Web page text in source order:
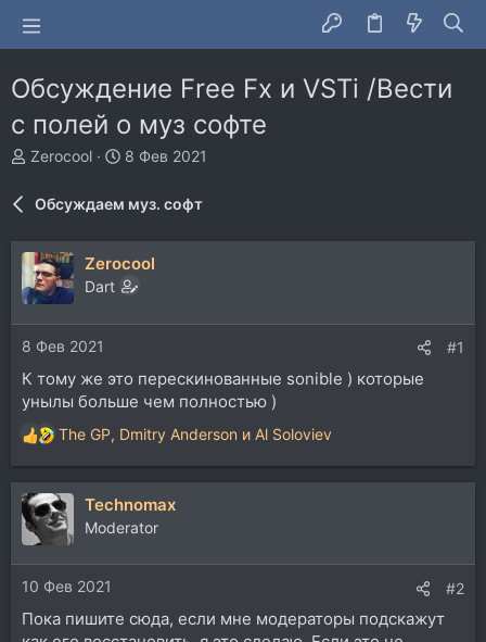
Обсуждение Free Fx и VSTi /Вести
с полей о муз софте
А
т
р
т
е
м
Zerocool
Д
н
а
ч
а
8 Фев 2021
Обсуждаем муз. софт
Zerocool
Dart
8 Фев 2021 #1
К тому же это перескинованные sonible ) которые
унылы больше чем полностью )
Р
е
а
к
ц
и
и
:
The GP, Dmitry Anderson и Al Soloviev
Technomax
Moderator
10 Фев 2021 #2
Пока пишите сюда, если мне модераторы подскажут